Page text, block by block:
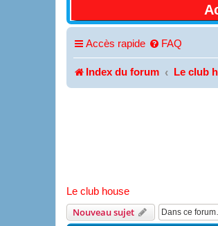
Accès rapide FAQ
Index du forum Le club
Le club house
Nouveau sujet